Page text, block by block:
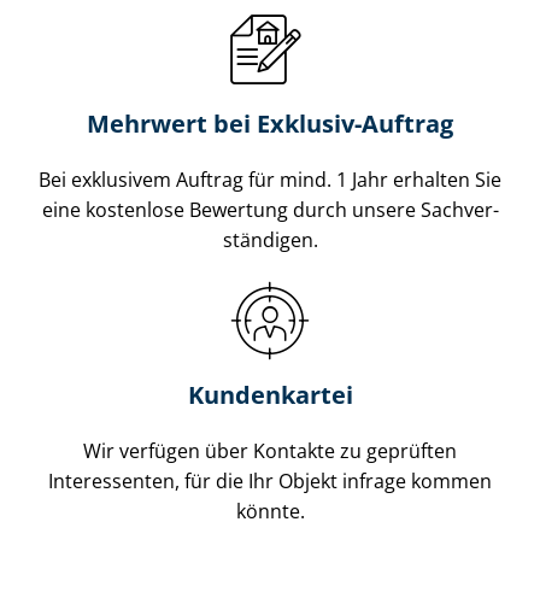
Mehrwert bei Exklusiv-Auftrag
Bei exklusivem Auftrag für mind. 1 Jahr erhalten Sie
eine kostenlose Bewertung durch unsere Sach­ver­
stän­di­gen.
Kundenkartei
Wir verfügen über Kontakte zu geprüften
Interessenten, für die Ihr Objekt infrage kommen
könnte.